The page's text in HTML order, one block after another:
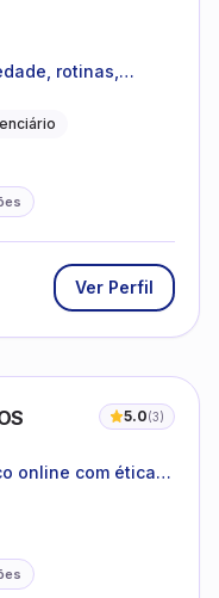
rotinas,
Ver Perfil
5.0(3)
online com ética,